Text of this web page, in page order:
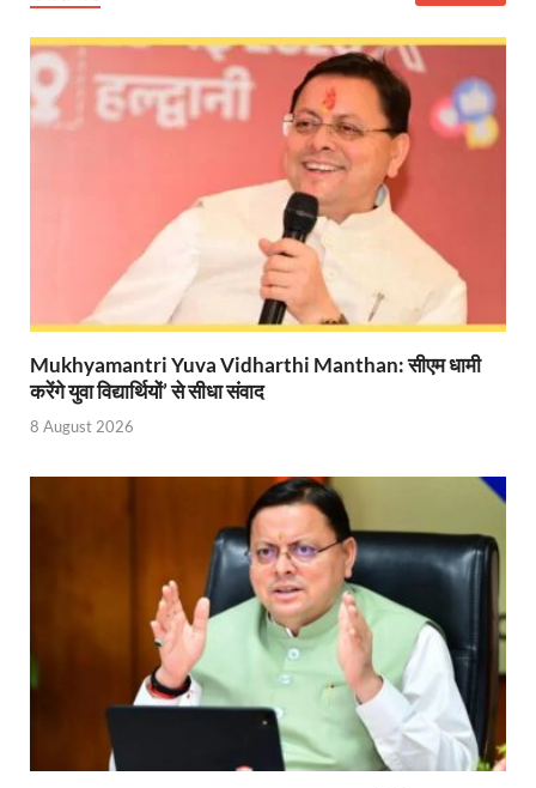
Start UP Summit: उद्यमिता, नवाचार और व्यापार हमारे
Swami Vivekanand Jayanti: मुख्यमंत्री पुष्कर सिंह
PM Modi Somnath Mandir: सोमनाथ में पीएम मोदी ने
Uttar Pradesh News: ‘आभार प्रधानमंत्री जी, डबल
UP AI App: सीएम योगी के मिशन को साकार कर रहा
Ashwini Vaishnaw: औपनिवेशिक मानसिकता से रेलवे को
Aadhaar gets a face: भारतीय विशिष्ट पहचान
AI Start-Ups: प्रधानमंत्री ने भारतीय एआई स्टार्टअप्स के
Gram Panchayat Adhar: ग्राम पंचायतों में भी बनेगा
Uttarakhand Young Leaders Dialogue: विकसित
Demand for Review of FRK Policy: ऍफ़आरके नीति
Ram Mandir Control Room: राम मंदिर की सुरक्षा
CM Dhami Meeting With Nitin Gadkari: बैठक में
Kalyan Singh Jayanti: अपने नाम को उत्तर प्रदेश के
Mukhyamantri Yuva Vidharthi Manthan: सीएम धामी
करेंगे युवा विद्यार्थियों’ से सीधा संवाद
8 August 2026